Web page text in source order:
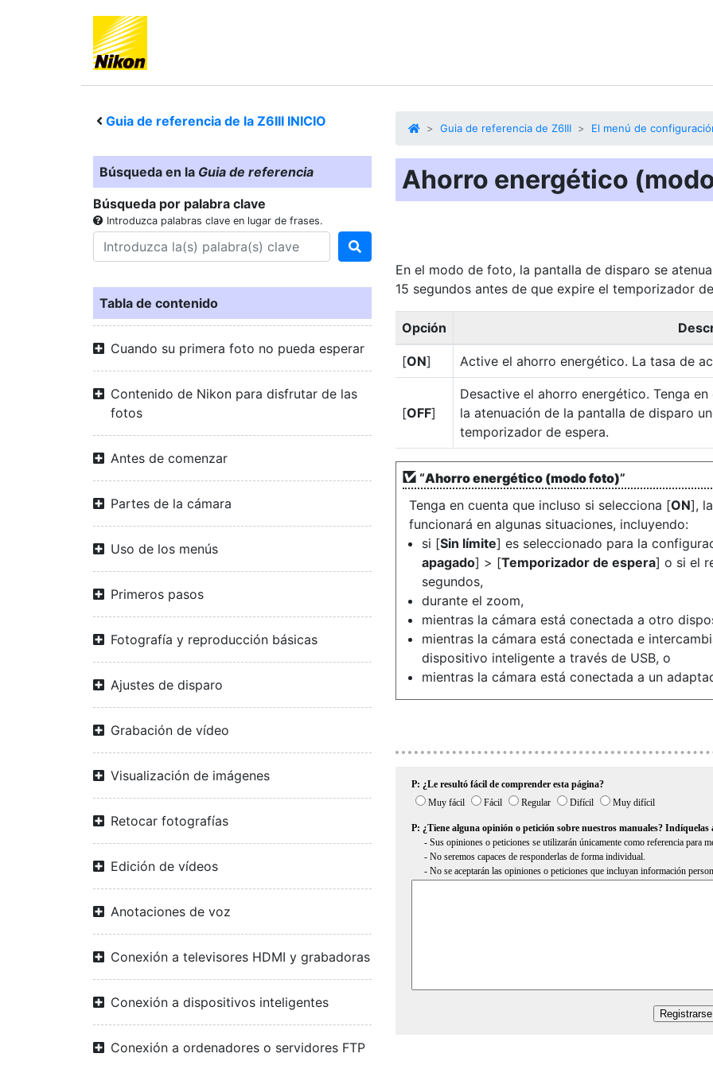
Guia de referencia de la Z6III INICIO
Búsqueda en la Guia de referencia
Búsqueda por palabra clave
Introduzca palabras clave en lugar de frases.
Tabla de contenido
Cuando su primera foto no pueda esperar
Contenido de Nikon para disfrutar de las
fotos
Antes de comenzar
Partes de la cámara
Uso de los menús
Primeros pasos
Fotografía y reproducción básicas
Ajustes de disparo
Grabación de vídeo
Visualización de imágenes
Retocar fotografías
Edición de vídeos
Anotaciones de voz
Conexión a televisores HDMI y grabadoras
Conexión a dispositivos inteligentes
Conexión a ordenadores o servidores FTP
Guia de referencia de Z6III El menú de
Ahorro energético
En el modo de foto, la pantalla de disparo se
15 segundos antes de que expire el temporizador
Opción
[ON] Active el ahorro energético. La tasa de
[OFF]
Desactive el ahorro energético. Tenga
la atenuación de la pantalla de disparo
temporizador de espera.
“Ahorro energético (modo foto)”
Tenga en cuenta que incluso si selecciona [ON],
funcionará en algunas situaciones, incluyendo:
si [Sin límite] es seleccionado para la
apagado] > [Temporizador de espera] o si el
segundos,
durante el zoom,
mientras la cámara está conectada a otro
mientras la cámara está conectada e
dispositivo inteligente a través de USB, o
mientras la cámara está conectada a un